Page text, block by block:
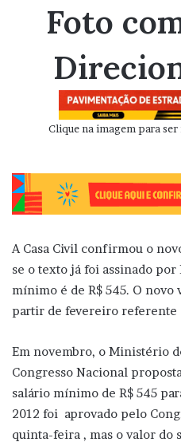
Foto
Clique na imagem para
A Casa Civil confirmou o
se o texto já foi assinado
mínimo é de R$ 545. O novo
partir de fevereiro referente
Em novembro, o Ministério
Congresso Nacional
salário mínimo de R$ 545
2012 foi aprovado pelo
quinta-feira , mas o valor